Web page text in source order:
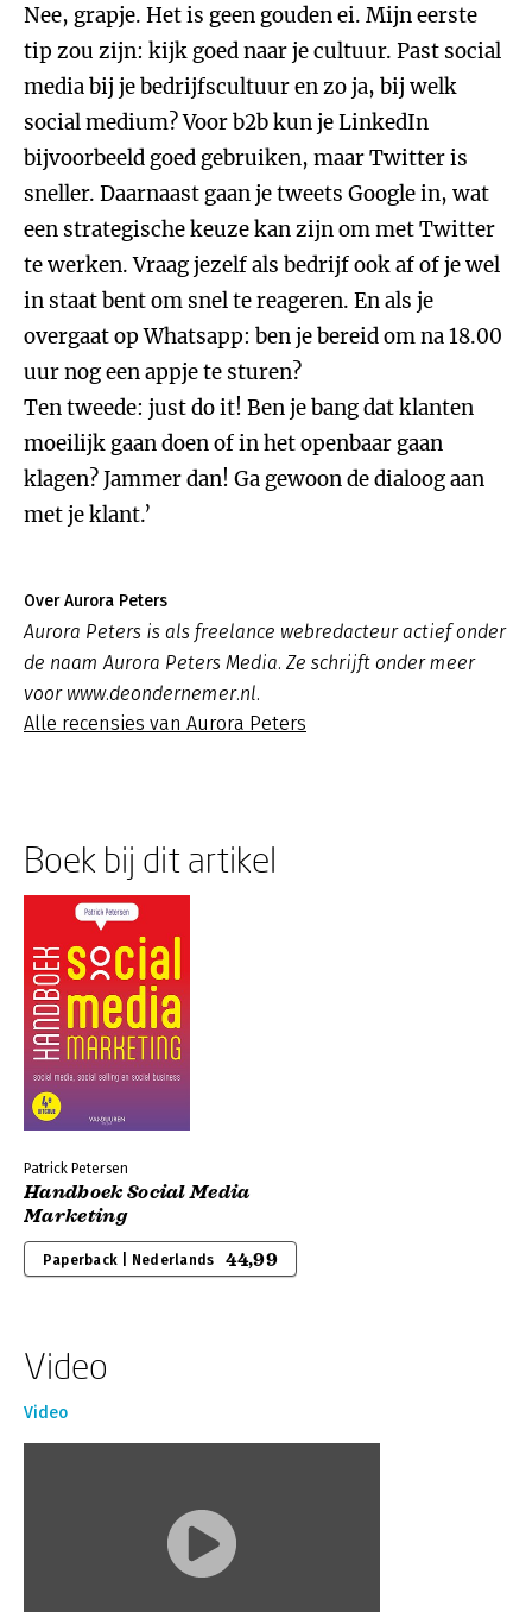
Nee, grapje. Het is geen gouden ei. Mijn eerste
tip zou zijn: kijk goed naar je cultuur. Past social
media bij je bedrijfscultuur en zo ja, bij welk
social medium? Voor b2b kun je LinkedIn
bijvoorbeeld goed gebruiken, maar Twitter is
sneller. Daarnaast gaan je tweets Google in, wat
een strategische keuze kan zijn om met Twitter
te werken. Vraag jezelf als bedrijf ook af of je wel
in staat bent om snel te reageren. En als je
overgaat op Whatsapp: ben je bereid om na 18.00
uur nog een appje te sturen?
Ten tweede: just do it! Ben je bang dat klanten
moeilijk gaan doen of in het openbaar gaan
klagen? Jammer dan! Ga gewoon de dialoog aan
met je klant.’
Over Aurora Peters
Aurora Peters is als freelance webredacteur actief onder
de naam Aurora Peters Media. Ze schrijft onder meer
voor www.deondernemer.nl.
Alle recensies van Aurora Peters
Boek bij dit artikel
Patrick Petersen
Handboek Social Media
Marketing
Paperback | Nederlands 44,99
Video
Video